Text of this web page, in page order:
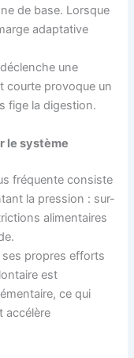
de base. Lorsque
adaptative
une
courte provoque un
fige la digestion.
le système
fréquente consiste
la pression : sur-
alimentaires
ses propres efforts
est
ce qui
accélère